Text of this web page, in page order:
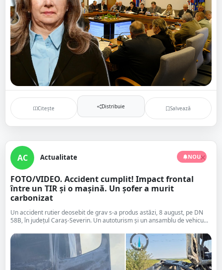
Citește Distribuie Salvează
NOU
AC Actualitate
FOTO/VIDEO. Accident cumplit! Impact frontal
între un TIR și o mașină. Un șofer a murit
carbonizat
Un accident rutier deosebit de grav s-a produs astăzi, 8 august, pe DN
58B, în județul Caraș-Severin. Un autoturism și un ansamblu de vehicu...